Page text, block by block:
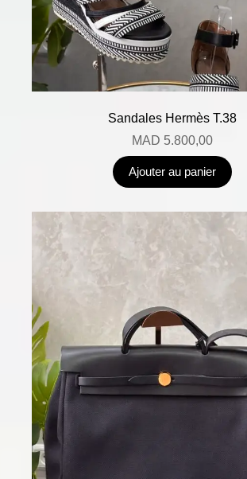
Sandales Hermès T.38
MAD 5.800,00
Ajouter au panier